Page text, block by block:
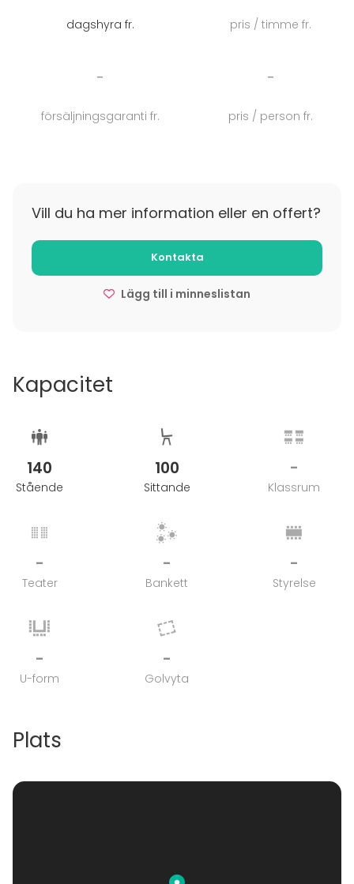
dagshyra fr. pris / timme fr.
-
försäljningsgaranti fr.
-
pris / person fr.
Vill du ha mer information eller en offert?
Kontakta
Lägg till i minneslistan
Kapacitet
140
Stående
100
Sittande
-
Klassrum
-
Teater
-
Bankett
-
Styrelse
-
U-form
-
Golvyta
Plats